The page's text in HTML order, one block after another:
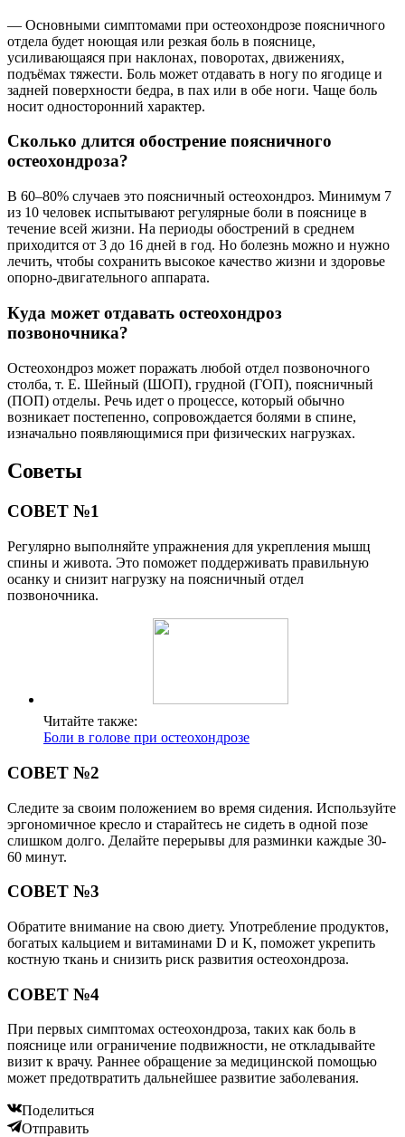
— Основными симптомами при остеохондрозе поясничного
отдела будет ноющая или резкая боль в пояснице,
усиливающаяся при наклонах, поворотах, движениях,
подъёмах тяжести. Боль может отдавать в ногу по ягодице и
задней поверхности бедра, в пах или в обе ноги. Чаще боль
носит односторонний характер.
Сколько длится обострение поясничного
остеохондроза?
В 60–80% случаев это поясничный остеохондроз. Минимум 7
из 10 человек испытывают регулярные боли в пояснице в
течение всей жизни. На периоды обострений в среднем
приходится от 3 до 16 дней в год. Но болезнь можно и нужно
лечить, чтобы сохранить высокое качество жизни и здоровье
опорно-двигательного аппарата.
Куда может отдавать остеохондроз
позвоночника?
Остеохондроз может поражать любой отдел позвоночного
столба, т. Е. Шейный (ШОП), грудной (ГОП), поясничный
(ПОП) отделы. Речь идет о процессе, который обычно
возникает постепенно, сопровождается болями в спине,
изначально появляющимися при физических нагрузках.
Советы
СОВЕТ №1
Регулярно выполняйте упражнения для укрепления мышц
спины и живота. Это поможет поддерживать правильную
осанку и снизит нагрузку на поясничный отдел
позвоночника.
Читайте также:
Боли в голове при остеохондрозе
СОВЕТ №2
Следите за своим положением во время сидения. Используйте
эргономичное кресло и старайтесь не сидеть в одной позе
слишком долго. Делайте перерывы для разминки каждые 30-
60 минут.
СОВЕТ №3
Обратите внимание на свою диету. Употребление продуктов,
богатых кальцием и витаминами D и K, поможет укрепить
костную ткань и снизить риск развития остеохондроза.
СОВЕТ №4
При первых симптомах остеохондроза, таких как боль в
пояснице или ограничение подвижности, не откладывайте
визит к врачу. Раннее обращение за медицинской помощью
может предотвратить дальнейшее развитие заболевания.
Поделиться
Отправить